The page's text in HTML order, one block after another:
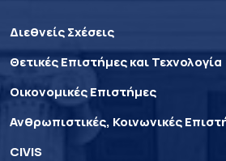
Διεθνείς Σχέσεις
Θετικές Επιστήμες και Τεχνολογία
Οικονομικές Επιστήμες
Ανθρωπιστικές, Κοινωνικές
CIVIS